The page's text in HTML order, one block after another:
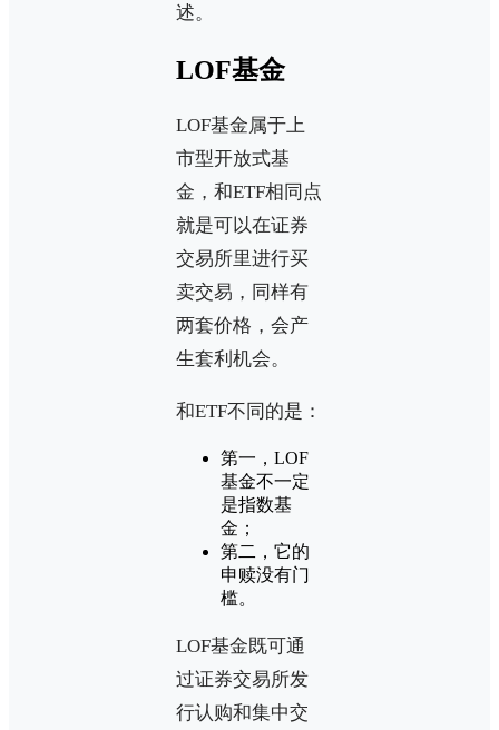
述。
LOF基金
LOF基金属于上
市型开放式基
金，和ETF相同点
就是可以在证券
交易所里进行买
卖交易，同样有
两套价格，会产
生套利机会。
和ETF不同的是：
第一，LOF
基金不一定
是指数基
金；
第二，它的
申赎没有门
槛。
LOF基金既可通
过证券交易所发
行认购和集中交